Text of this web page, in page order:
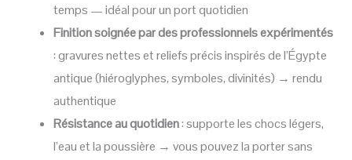
temps — idéal pour un port quotidien
Finition soignée par des professionnels expérimentés
: gravures nettes et reliefs précis inspirés de l’Égypte
antique (hiéroglyphes, symboles, divinités) → rendu
authentique
Résistance au quotidien: supporte les chocs légers,
l’eau et la poussière → vous pouvez la porter sans